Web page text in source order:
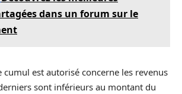
dans un forum sur le
cumul est autorisé concerne les revenus
sont inférieurs au montant du